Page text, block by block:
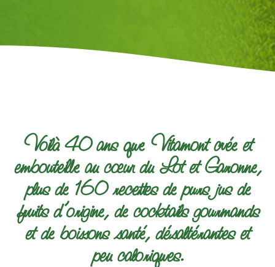
Voilà 40 ans que Vitamont crée et
embouteille au cœur du Lot et Garonne,
plus de 160 recettes de purs jus de
fruits d’origine, de cocktails gourmands
et de boissons santé, désaltérantes et
peu caloriques.